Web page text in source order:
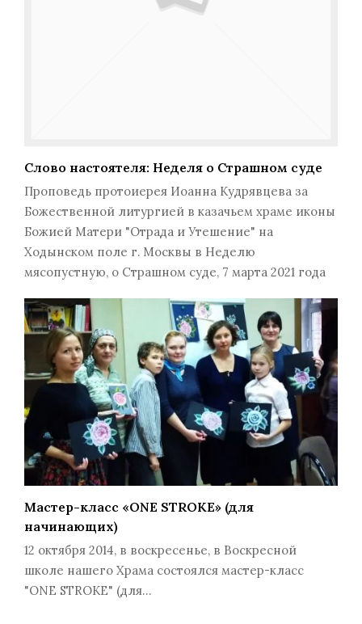
Слово настоятеля: Неделя о Страшном суде
Проповедь протоиерея Иоанна Кудрявцева за
Божественной литургией в казачьем храме иконы
Божией Матери "Отрада и Утешение" на
Ходынском поле г. Москвы в Неделю
мясопустную, о Страшном суде, 7 марта 2021 года
Мастер-класс «ONE STROKE» (для
начинающих)
12 октября 2014, в воскресенье, в Воскресной
школе нашего Храма состоялся мастер-класс
"ONE STROKE" (для…